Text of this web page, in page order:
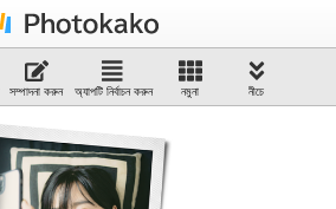
সম্পাদনা করুন অ্যাপটি নির্বাচন করুন নমুনা নীচে